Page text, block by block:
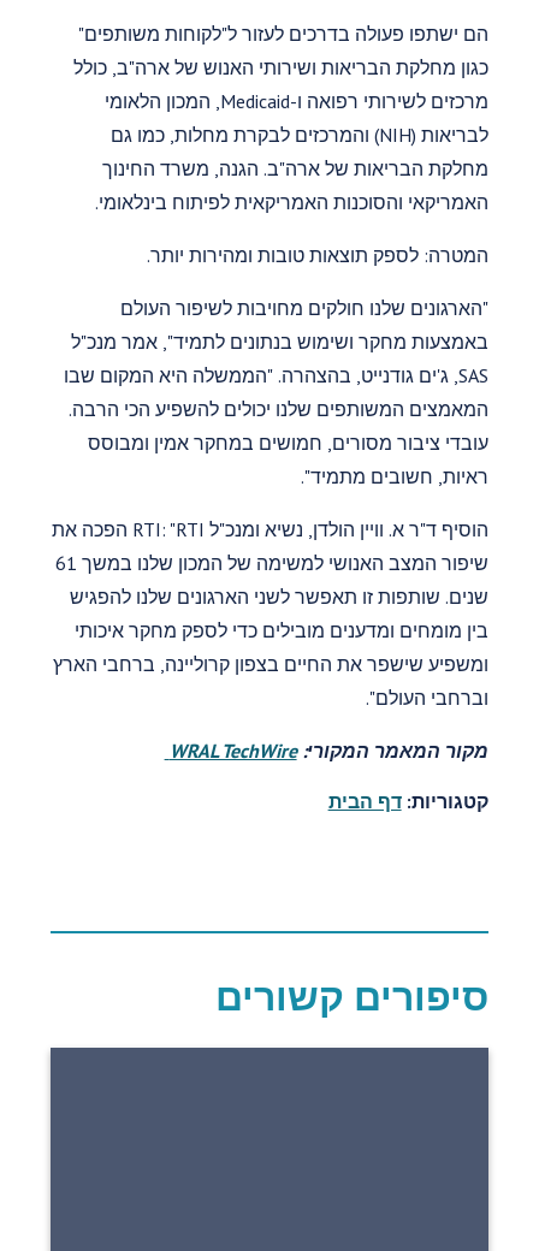
הם ישתפו פעולה בדרכים לעזור ל"לקוחות משותפים"
כגון מחלקת הבריאות ושירותי האנוש של ארה"ב, כולל
מרכזים לשירותי רפואה ו-Medicaid, המכון הלאומי
לבריאות (NIH) והמרכזים לבקרת מחלות, כמו גם
מחלקת הבריאות של ארה"ב. הגנה, משרד החינוך
האמריקאי והסוכנות האמריקאית לפיתוח בינלאומי.
המטרה: לספק תוצאות טובות ומהירות יותר.
"הארגונים שלנו חולקים מחויבות לשיפור העולם
באמצעות מחקר ושימוש בנתונים לתמיד", אמר מנכ"ל
SAS, ג'ים גודנייט, בהצהרה. "הממשלה היא המקום שבו
המאמצים המשותפים שלנו יכולים להשפיע הכי הרבה.
עובדי ציבור מסורים, חמושים במחקר אמין ומבוסס
ראיות, חשובים מתמיד".
הוסיף ד"ר א. וויין הולדן, נשיא ומנכ"ל RTI: "RTI הפכה את
שיפור המצב האנושי למשימה של המכון שלנו במשך 61
שנים. שותפות זו תאפשר לשני הארגונים שלנו להפגיש
בין מומחים ומדענים מובילים כדי לספק מחקר איכותי
ומשפיע שישפר את החיים בצפון קרוליינה, ברחבי הארץ
וברחבי העולם".
מקור המאמר המקורי:WRAL TechWire
קטגוריות: דף הבית
סיפורים קשורים